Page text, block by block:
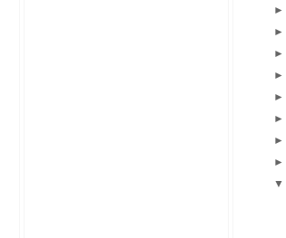
►
►
►
►
►
►
►
►
▼